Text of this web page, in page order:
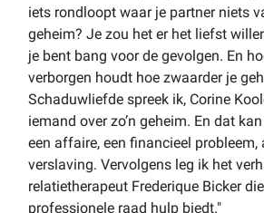
iets rondloopt waar je partner niets
geheim? Je zou het er het liefst
je bent bang voor de gevolgen. En
verborgen houdt hoe zwaarder je
Schaduwliefde spreek ik, Corine
iemand over zo’n geheim. En dat
een affaire, een financieel probleem,
verslaving. Vervolgens leg ik het
relatietherapeut Frederique Bicker
professionele raad hulp biedt."